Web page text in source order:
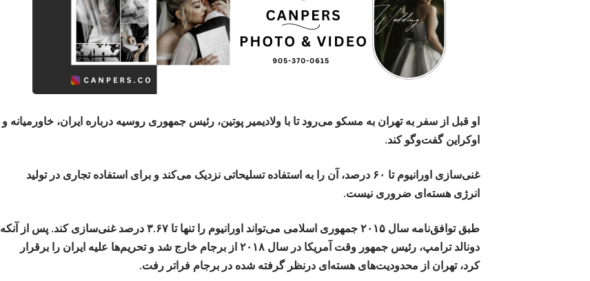
او قبل از سفر به تهران به مسکو می‌رود تا با ولادیمیر پوتین، رئیس جمهوری روسیه درباره ایران، خاورمیانه و
اوکراین گفت‌وگو کند.
غنی‌سازی اورانیوم تا ۶۰ درصد، آن را به استفاده تسلیحاتی نزدیک می‌کند و برای استفاده تجاری در تولید
انرژی هسته‌ای ضروری نیست.
طبق توافق‌نامه سال ۲۰۱۵ جمهوری اسلامی می‌تواند اورانیوم را تنها تا ۳.۶۷ درصد غنی‌سازی کند. پس از آنکه
دونالد ترامپ، رئیس جمهور وقت آمریکا در سال ۲۰۱۸ از برجام خارج شد و تحریم‌ها علیه ایران را برقرار
کرد، تهران از محدودیت‌های هسته‌ای درنظر گرفته شده در برجام فراتر رفت.